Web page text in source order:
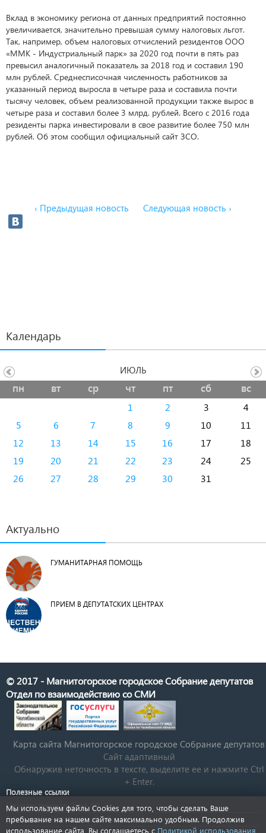
Вклад в экономику региона от данных предприятий постоянно
увеличивается, значительно превышая сумму налоговых льгот.
Так, например, объем налоговых отчислений резидентов ООО
«ММК - Индустриальный парк» за 2020 год почти в пять раз
превысил аналогичный показатель за 2018 год и составил 190
млн рублей. Среднесписочная численность работников за
указанный период выросла в четыре раза и составила почти
тысячу человек, объем реализованной продукции также вырос в
четыре раза и составил более 3 млрд. рублей. Всего с 2016 года
резиденты парка инвестировали в свое развитие более 750 млн
рублей. Об этом сообщил официальный сайт ЗСО.
‹ Предыдущая новость Следующая новость ›
Календарь
пн вт ср чт пт сб вс
1 2 3
4
5
6 7 8 9 10
11
12
13 14 15 16 17
18
19
20 21 22 23 24
25
26
27 28 29 30 31
ИЮЛЬ
Актуально
ГУМАНИТАРНАЯ ПОМОЩЬ
ПРИЕМ В ДЕПУТАТСКИХ ЦЕНТРАХ
© 2017 - Магнитогорское городское Собрание депутатов
Отдел по взаимодействию со СМИ
Карта сайта Магнитогорское городское Cобрание депутатов
Сайт адаптивный
Обнаружив неточность в тексте, выделите ее и нажмите Ctrl
+ Enter.
Полезные ссылки
Государственная Дума РФ
Губернатор Челябинской области
Мы используем файлы Cookies для того, чтобы сделать Ваше
пребывание на нашем сайте максимально удобным. Продолжив
использование сайта, Вы соглашаетесь с Политикой использования